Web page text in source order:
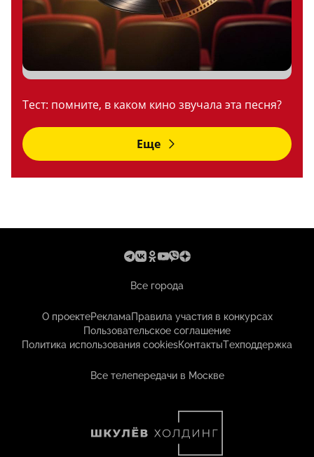
Тест: помните, в каком кино звучала эта песня?
Еще
Все города
О проектеРекламаПравила участия в конкурсах
Пользовательское соглашение
Политика использования cookiesКонтактыТехподдержка
Все телепередачи в Москве